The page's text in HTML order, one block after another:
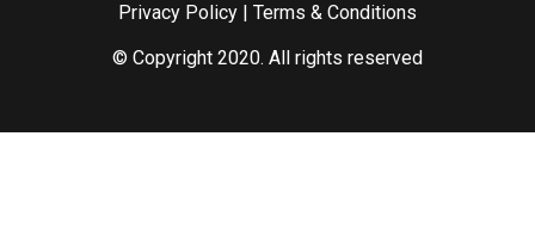
Privacy Policy | Terms & Conditions
© Copyright 2020. All rights reserved